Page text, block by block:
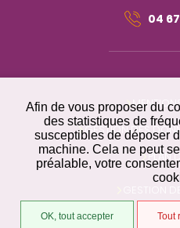
Afin de vous proposer du
des statistiques de
susceptibles de déposer
machine. Cela ne peut
préalable, votre
OK, tout accepter Tout
04
GESTION DES
PLAN